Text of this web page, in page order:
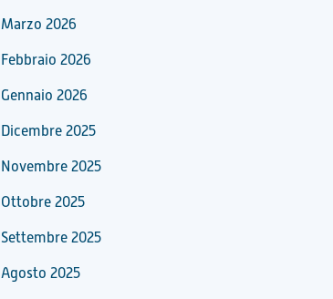
Marzo 2026
Febbraio 2026
Gennaio 2026
Dicembre 2025
Novembre 2025
Ottobre 2025
Settembre 2025
Agosto 2025